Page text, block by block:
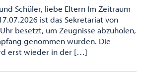
Schüler, liebe Eltern Im Zeitraum
ist das Sekretariat von
besetzt, um Zeugnisse abzuholen,
genommen wurden. Die
erst wieder in der […]